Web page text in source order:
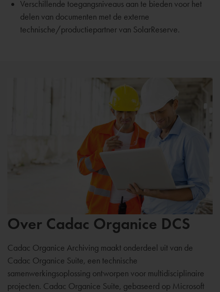
Verschillende toegangsniveaus aan te bieden voor het
delen van documenten met de externe
technische/productiepartner van SolarReserve.
Over Cadac Organice DCS
Cadac Organice Archiving maakt onderdeel uit van de
Cadac Organice Suite, een technische
samenwerkingsoplossing ontworpen voor multidisciplinaire
projecten. Cadac Organice Suite, gebaseerd op Microsoft